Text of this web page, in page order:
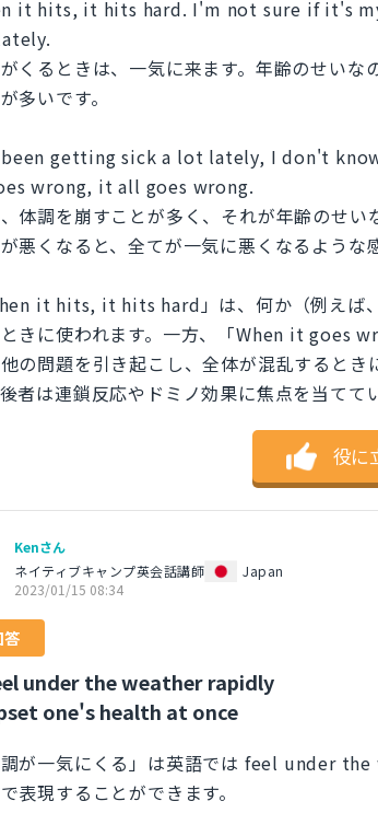
it hits, it hits hard. I'm not sure if it's
くるときは、一気に来ます。年齢のせい
多いです。
getting sick a lot lately, I don't
wrong, it all goes wrong.
体調を崩すことが多く、それが年齢のせ
悪くなると、全てが一気に悪くなるような
it hits, it hits hard」は、何か（例えば
きに使われます。一方、「When it goes
の問題を引き起こし、全体が混乱すると
者は連鎖反応やドミノ効果に焦点を当てて
役に
Kenさん
ネイティブキャンプ英会話講師
Japan
2023/01/15 08:34
答
under the weather rapidly
one's health at once
調が一気にくる」は英語では feel under
表現することができます。